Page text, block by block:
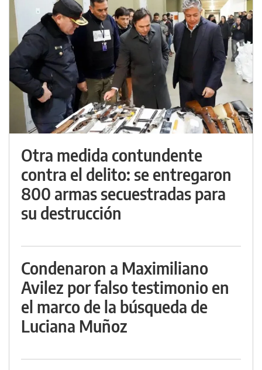
Otra medida contundente
contra el delito: se entregaron
800 armas secuestradas para
su destrucción
Condenaron a Maximiliano
Avilez por falso testimonio en
el marco de la búsqueda de
Luciana Muñoz